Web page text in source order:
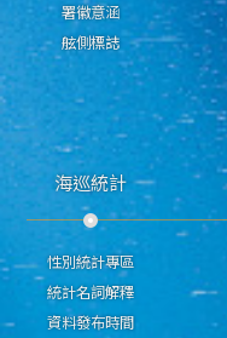
署徽意涵
舷側標誌
海巡統計
性別統計專區
統計名詞解釋
資料發布時間